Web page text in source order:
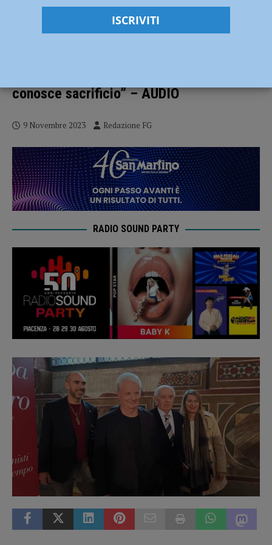
“Chi ama il proprio lavoro non conosce sacrificio” – AUDIO
“Da quindici anni la Coppa d’Oro valorizza
conosce sacrificio” – AUDIO
9 Novembre 2023 Redazione FG
RADIO SOUND PARTY